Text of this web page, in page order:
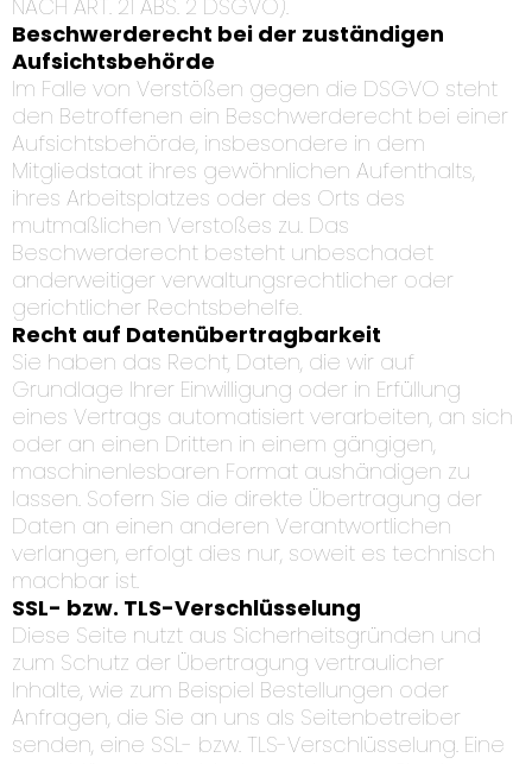
NACH ART. 21 ABS. 2 DSGVO).
Beschwerde­recht bei der zuständigen
Aufsichts­behörde
Im Falle von Verstößen gegen die DSGVO steht
den Betroffenen ein Beschwerderecht bei einer
Aufsichtsbehörde, insbesondere in dem
Mitgliedstaat ihres gewöhnlichen Aufenthalts,
ihres Arbeitsplatzes oder des Orts des
mutmaßlichen Verstoßes zu. Das
Beschwerderecht besteht unbeschadet
anderweitiger verwaltungsrechtlicher oder
gerichtlicher Rechtsbehelfe.
Recht auf Daten­übertrag­barkeit
Sie haben das Recht, Daten, die wir auf
Grundlage Ihrer Einwilligung oder in Erfüllung
eines Vertrags automatisiert verarbeiten, an sich
oder an einen Dritten in einem gängigen,
maschinenlesbaren Format aushändigen zu
lassen. Sofern Sie die direkte Übertragung der
Daten an einen anderen Verantwortlichen
verlangen, erfolgt dies nur, soweit es technisch
machbar ist.
SSL- bzw. TLS-Verschlüsselung
Diese Seite nutzt aus Sicherheitsgründen und
zum Schutz der Übertragung vertraulicher
Inhalte, wie zum Beispiel Bestellungen oder
Anfragen, die Sie an uns als Seitenbetreiber
senden, eine SSL- bzw. TLS-Verschlüsselung. Eine